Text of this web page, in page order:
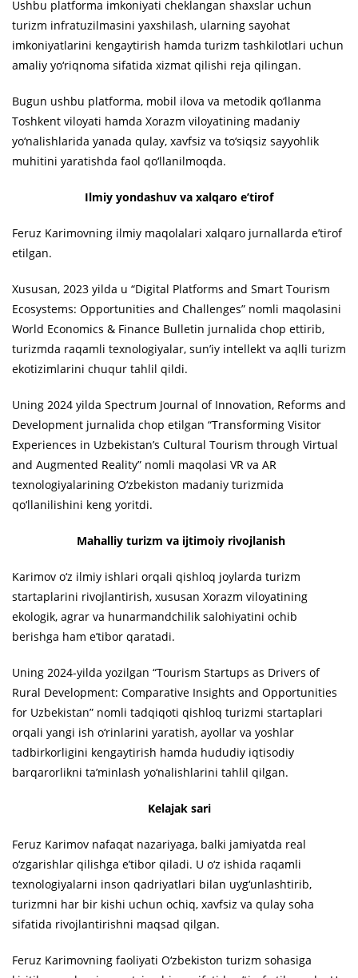
Ushbu platforma imkoniyati cheklangan shaxslar uchun
turizm infratuzilmasini yaxshilash, ularning sayohat
imkoniyatlarini kengaytirish hamda turizm tashkilotlari uchun
amaliy yo‘riqnoma sifatida xizmat qilishi reja qilingan.
Bugun ushbu platforma, mobil ilova va metodik qo‘llanma
Toshkent viloyati hamda Xorazm viloyatining madaniy
yo‘nalishlarida yanada qulay, xavfsiz va to‘siqsiz sayyohlik
muhitini yaratishda faol qo‘llanilmoqda.
Ilmiy yondashuv va xalqaro e’tirof
Feruz Karimovning ilmiy maqolalari xalqaro jurnallarda e’tirof
etilgan.
Xususan, 2023 yilda u “Digital Platforms and Smart Tourism
Ecosystems: Opportunities and Challenges” nomli maqolasini
World Economics & Finance Bulletin jurnalida chop ettirib,
turizmda raqamli texnologiyalar, sun’iy intellekt va aqlli turizm
ekotizimlarini chuqur tahlil qildi.
Uning 2024 yilda Spectrum Journal of Innovation, Reforms and
Development jurnalida chop etilgan “Transforming Visitor
Experiences in Uzbekistan’s Cultural Tourism through Virtual
and Augmented Reality” nomli maqolasi VR va AR
texnologiyalarining O‘zbekiston madaniy turizmida
qo‘llanilishini keng yoritdi.
Mahalliy turizm va ijtimoiy rivojlanish
Karimov o‘z ilmiy ishlari orqali qishloq joylarda turizm
startaplarini rivojlantirish, xususan Xorazm viloyatining
ekologik, agrar va hunarmandchilik salohiyatini ochib
berishga ham e’tibor qaratadi.
Uning 2024-yilda yozilgan “Tourism Startups as Drivers of
Rural Development: Comparative Insights and Opportunities
for Uzbekistan” nomli tadqiqoti qishloq turizmi startaplari
orqali yangi ish o‘rinlarini yaratish, ayollar va yoshlar
tadbirkorligini kengaytirish hamda hududiy iqtisodiy
barqarorlikni ta’minlash yo‘nalishlarini tahlil qilgan.
Kelajak sari
Feruz Karimov nafaqat nazariyaga, balki jamiyatda real
o‘zgarishlar qilishga e’tibor qiladi. U o‘z ishida raqamli
texnologiyalarni inson qadriyatlari bilan uyg‘unlashtirib,
turizmni har bir kishi uchun ochiq, xavfsiz va qulay soha
sifatida rivojlantirishni maqsad qilgan.
Feruz Karimovning faoliyati O‘zbekiston turizm sohasiga